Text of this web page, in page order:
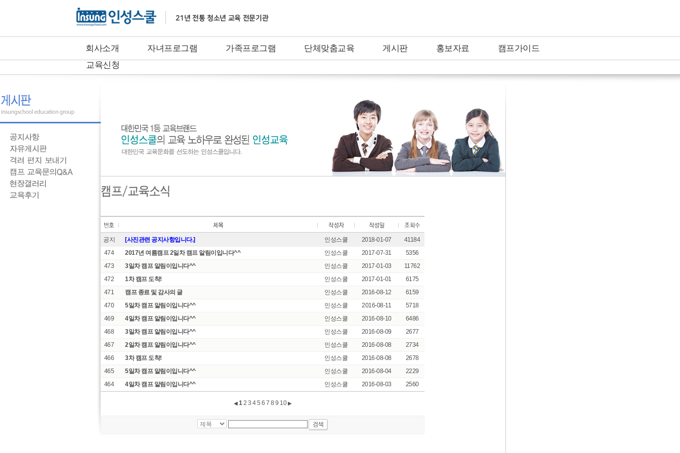
회사소개 자녀프로그램 가족프로그램 단체맞춤교육 게시판 홍보자료
캠프가이드
교육신청
공지 [사진관련 공지사항입니다.] 인성스쿨 2018-01-07
41184
474
2017년 여름캠프 2일차 캠프 알림이입니다^^ 인성스쿨 2017-07-31
5356
473
3일차 캠프 알림이입니다^^ 인성스쿨 2017-01-03
11762
472
1차 캠프 도착! 인성스쿨 2017-01-01
6175
471
캠프 종료 및 감사의 글 인성스쿨 2016-08-12
6159
470
5일차 캠프 알림이입니다^^ 인성스쿨 2016-08-11
5718
469
4일차 캠프 알림이입니다^^ 인성스쿨 2016-08-10
6486
468
3일차 캠프 알림이입니다^^ 인성스쿨 2016-08-09
2677
467
2일차 캠프 알림이입니다^^ 인성스쿨 2016-08-08
2734
466
3차 캠프 도착! 인성스쿨 2016-08-08
2678
465
5일차 캠프 알림이입니다^^ 인성스쿨 2016-08-04
2229
464
4일차 캠프 알림이입니다^^ 인성스쿨 2016-08-03 2560
◀ 12 3 45 6 7 8 9 10 ▶